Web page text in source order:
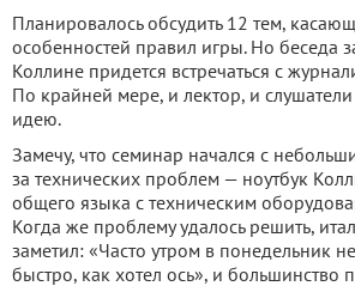
Планировалось обсудить 12 тем,
особенностей правил игры. Но беседа
Коллине придется встречаться с
По крайней мере, и лек­тор, и
идею.
Замечу, что семинар начал­ся с
за технических проблем — ноутбук
общего языка с техническим
Когда же проблему удалось решить,
заметил: «Часто утром в понедельник
быстро, как хотел ось», и большинство